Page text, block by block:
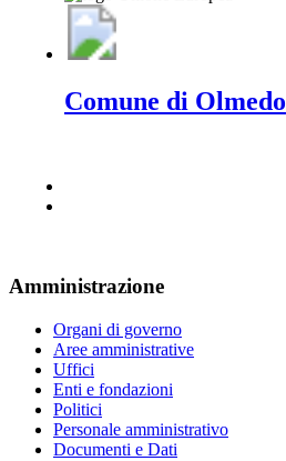
Comune di Olmedo
Amministrazione
Organi di governo
Aree amministrative
Uffici
Enti e fondazioni
Politici
Personale amministrativo
Documenti e Dati